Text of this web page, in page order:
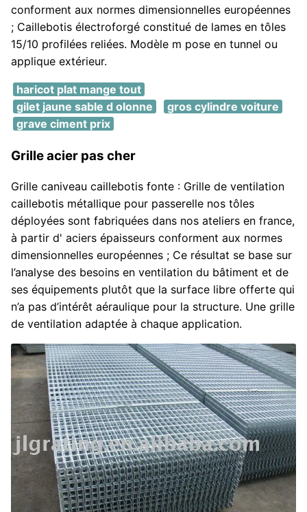
conforment aux normes dimensionnelles européennes
; Caillebotis électroforgé constitué de lames en tôles
15/10 profilées reliées. Modèle m pose en tunnel ou
applique extérieur.
haricot plat mange tout
gilet jaune sable d olonne
gros cylindre voiture
grave ciment prix
Grille acier pas cher
Grille caniveau caillebotis fonte : Grille de ventilation
caillebotis métallique pour passerelle nos tôles
déployées sont fabriquées dans nos ateliers en france,
à partir d' aciers épaisseurs conforment aux normes
dimensionnelles européennes ; Ce résultat se base sur
l’analyse des besoins en ventilation du bâtiment et de
ses équipements plutôt que la surface libre offerte qui
n’a pas d’intérêt aéraulique pour la structure. Une grille
de ventilation adaptée à chaque application.